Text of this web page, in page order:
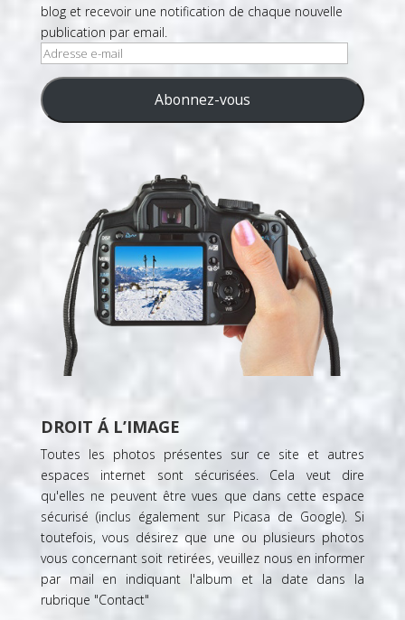
blog et recevoir une notification de chaque nouvelle
publication par email.
Adresse
mail
Abonnez-vous
DROIT Á L’IMAGE
Toutes les photos présentes sur ce site et autres
espaces internet sont sécurisées. Cela veut dire
qu'elles ne peuvent être vues que dans cette espace
sécurisé (inclus également sur Picasa de Google). Si
toutefois, vous désirez que une ou plusieurs photos
vous concernant soit retirées, veuillez nous en informer
par mail en indiquant l'album et la date dans la
rubrique "Contact"